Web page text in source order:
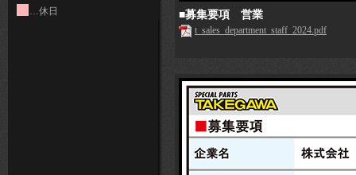
…休日 ■募集要項 営業
t_sales_department_staff_2024.pdf